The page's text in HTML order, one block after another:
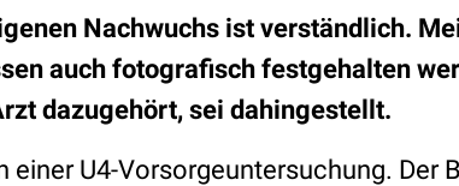
Nachwuchs ist verständlich.
auch fotografisch festgehalten
dazugehört, sei dahingestellt.
einer U4-Vorsorgeuntersuchung. Der